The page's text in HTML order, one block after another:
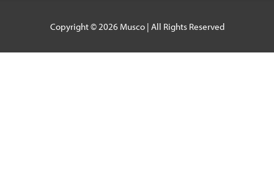
Copyright © 2026 Musco| All Rights Reserved